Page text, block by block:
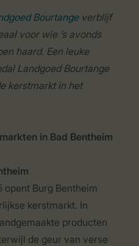
Bourtangeverblijf
voor wie ’s avonds
haard. Een leuke
Landgoed Bourtange
kerstmarkt in het
in Bad Bentheim
opent Burg Bentheim
kerstmarkt. In
producten
de geur van verse